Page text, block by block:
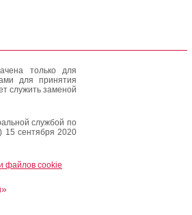
только для
для принятия
служить заменой
службой по
15 сентября 2020
файлов cookie